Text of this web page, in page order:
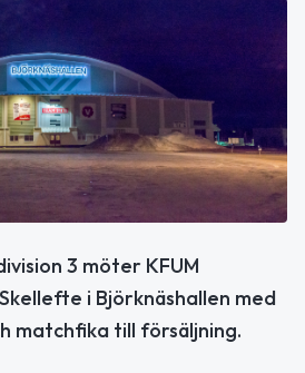
3 möter KFUM
i Björknäshallen med
matchfika till försäljning.